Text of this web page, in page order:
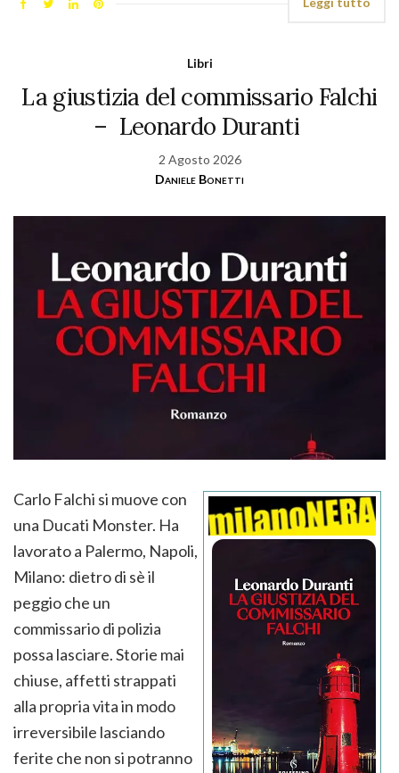
Libri
La giustizia del commissario Falchi
– Leonardo Duranti
2 Agosto 2026
Daniele Bonetti
Carlo Falchi si muove con
una Ducati Monster. Ha
lavorato a Palermo, Napoli,
Milano: dietro di sè il
peggio che un
commissario di polizia
possa lasciare. Storie mai
chiuse, affetti strappati
alla propria vita in modo
irreversibile lasciando
ferite che non si potranno